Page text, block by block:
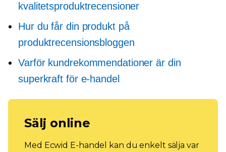
kvalitetsproduktrecensioner
Hur du får din produkt på
produktrecensionsbloggen
Varför kundrekommendationer är din
superkraft för e-handel
Sälj online
Med Ecwid E-handel kan du enkelt sälja var